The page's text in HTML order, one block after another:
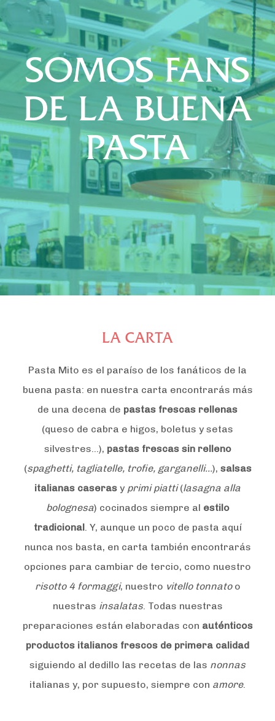
SOMOS FANS
DE LA BUENA
PASTA
LA CARTA
Pasta Mito es el paraíso de los fanáticos de la
buena pasta: en nuestra carta encontrarás más
de una decena de pastas frescas rellenas
(queso de cabra e higos, boletus y setas
silvestres…), pastas frescas sin relleno
(spaghetti, tagliatelle, trofie, garganelli…), salsas
italianas caseras y primi piatti(lasagna alla
bolognesa) cocinados siempre al estilo
tradicional. Y, aunque un poco de pasta aquí
nunca nos basta, en carta también encontrarás
opciones para cambiar de tercio, como nuestro
risotto 4 formaggi, nuestro vitello tonnatoo
nuestras insalatas. Todas nuestras
preparaciones están elaboradas con auténticos
productos italianos frescos de primera calidad
siguiendo al dedillo las recetas de las nonnas
italianas y, por supuesto, siempre con amore.